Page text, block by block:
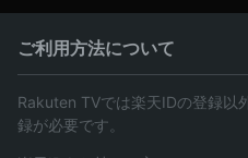
ご利用方法について
Rakuten TVでは楽天IDの登録以
録が必要です。